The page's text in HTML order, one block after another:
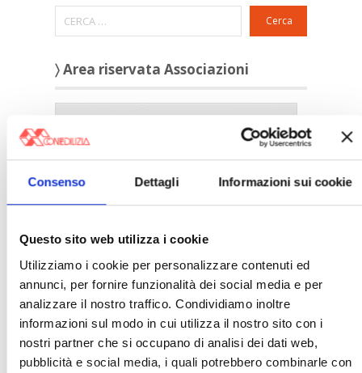
Consenso Dettagli Informazioni sui cookie
Questo sito web utilizza i cookie
Utilizziamo i cookie per personalizzare contenuti ed
annunci, per fornire funzionalità dei social media e per
analizzare il nostro traffico. Condividiamo inoltre
informazioni sul modo in cui utilizza il nostro sito con i
nostri partner che si occupano di analisi dei dati web,
pubblicità e social media, i quali potrebbero combinarle con
Cerca
〉 Area riservata Associazioni
〉 5 ragioni per aderire a Confedilizia